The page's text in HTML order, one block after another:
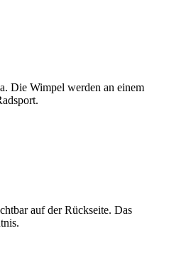
Die Wimpel werden an einem
auf der Rückseite. Das